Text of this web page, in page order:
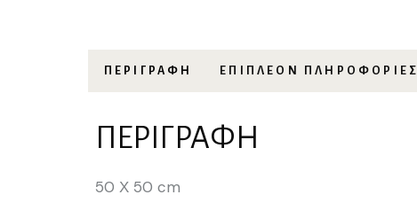
ΠΕΡΙΓΡΑΦΉ ΕΠΙΠΛΈΟΝ ΠΛΗΡΟΦΟΡΊΕΣ
ΠΕΡΙΓΡΑΦΉ
50 Χ 50 cm